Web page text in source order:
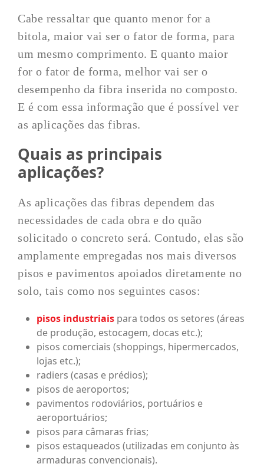
Cabe ressaltar que quanto menor for a
bitola, maior vai ser o fator de forma, para
um mesmo comprimento. E quanto maior
for o fator de forma, melhor vai ser o
desempenho da fibra inserida no composto.
E é com essa informação que é possível ver
as aplicações das fibras.
Quais as principais
aplicações?
As aplicações das fibras dependem das
necessidades de cada obra e do quão
solicitado o concreto será. Contudo, elas são
amplamente empregadas nos mais diversos
pisos e pavimentos apoiados diretamente no
solo, tais como nos seguintes casos:
pisos industriais para todos os setores (áreas
de produção, estocagem, docas etc.);
pisos comerciais (shoppings, hipermercados,
lojas etc.);
radiers (casas e prédios);
pisos de aeroportos;
pavimentos rodoviários, portuários e
aeroportuários;
pisos para câmaras frias;
pisos estaqueados (utilizadas em conjunto às
armaduras convencionais).